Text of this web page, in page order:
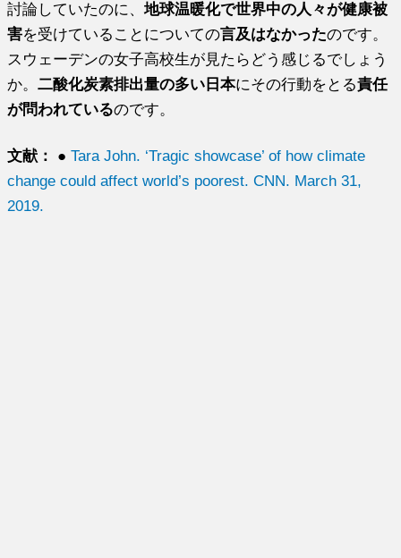
討論していたのに、地球温暖化で世界中の人々が健康被
害を受けていることについての言及はなかったのです。
スウェーデンの女子高校生が見たらどう感じるでしょう
か。二酸化炭素排出量の多い日本にその行動をとる責任
が問われているのです。
文献： ●Tara John. ‘Tragic showcase’ of how climate
change could affect world’s poorest. CNN. March 31,
2019.